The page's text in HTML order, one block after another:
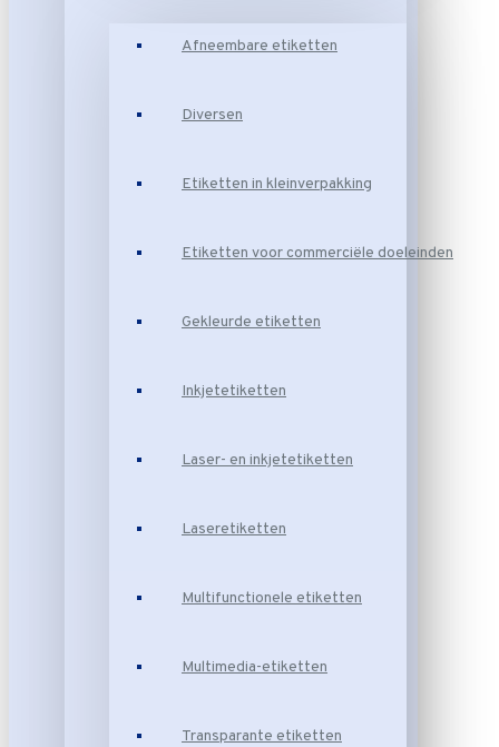
Afneembare etiketten
Diversen
Etiketten in kleinverpakking
Etiketten voor commerciële doeleinden
Gekleurde etiketten
Inkjetetiketten
Laser- en inkjetetiketten
Laseretiketten
Multifunctionele etiketten
Multimedia-etiketten
Transparante etiketten